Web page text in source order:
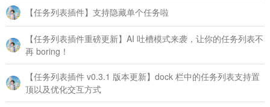
【任务列表插件】支持隐藏单个任务啦
【任务列表插件重磅更新】AI 吐槽模式来袭，让你的任务列表不
再 boring！
【任务列表插件 v0.3.1 版本更新】dock 栏中的任务列表支持置
顶以及优化交互方式